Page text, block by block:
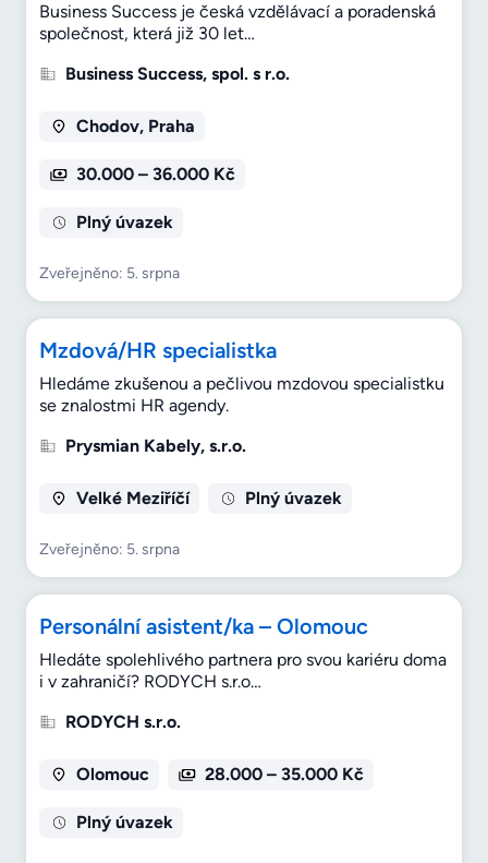
Business Success je česká vzdělávací a poradenská
společnost, která již 30 let…
Business Success, spol. s r.o.
Chodov, Praha
30.000 – 36.000 Kč
Plný úvazek
Zveřejněno: 5. srpna
Mzdová/HR specialistka
Hledáme zkušenou a pečlivou mzdovou specialistku
se znalostmi HR agendy.
Prysmian Kabely, s.r.o.
Velké Meziříčí Plný úvazek
Zveřejněno: 5. srpna
Personální asistent/ka – Olomouc
Hledáte spolehlivého partnera pro svou kariéru doma
i v zahraničí? RODYCH s.r.o…
RODYCH s.r.o.
Olomouc 28.000 – 35.000 Kč
Plný úvazek